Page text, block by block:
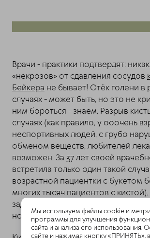
Врачи - практики подтвердят:
«некрозов» от сдавления сосудов
Бейкера не бывает! Отёк голени в
случаях - может быть, но это не
ним бороться - знаем. Разрыв
случаях (как правило, у ооочень
неспортивных людей, с грубо
обменом веществ, любителей
возможен. За 37 лет своей
встретила только один такой
возрастной пациентки с букетом
многих тысяч пациентов с
задокументировали мои коллеги.
но желательно до этого не
Мы используем файлы cookie и
программы для улучшения
сайта и анализа его использования.
сайте и нажимая кнопку «ПРИНЯТЬ»,